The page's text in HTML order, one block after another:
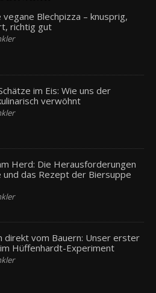
vegane Blechpizza – knusprig,
richtig gut
im Eis: Wie uns der
verwöhnt
Herd: Die Herausforderungen
und das Rezept der Biersuppe
direkt vom Bauern: Unser erster
Hüffenhardt-Experiment